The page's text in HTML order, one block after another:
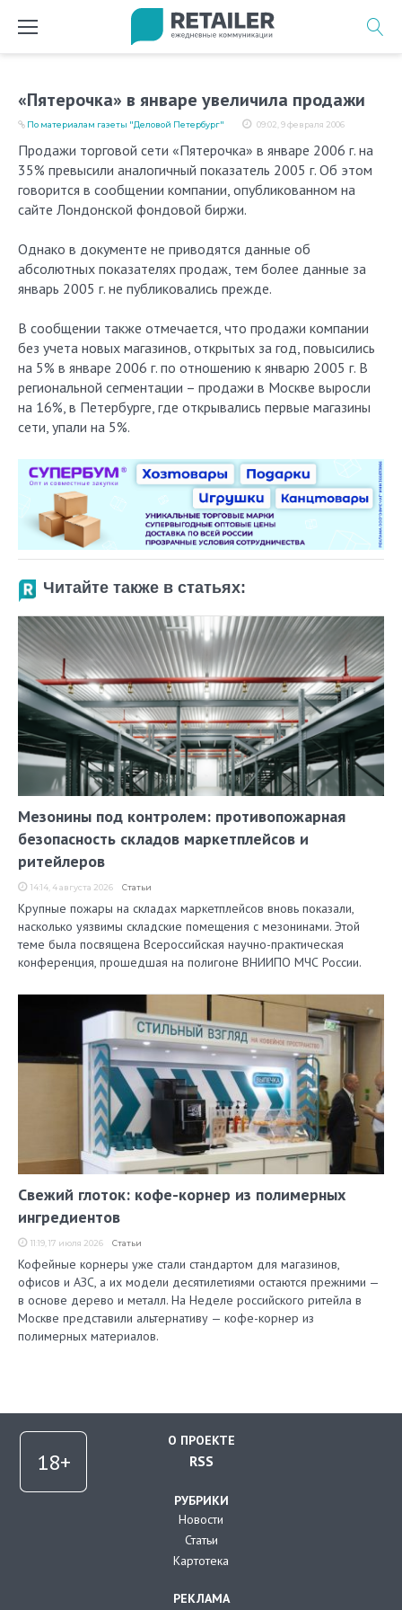
«Пятерочка» в январе увеличила продажи
09:02, 9 февраля 2006
По материалам газеты "Деловой Петербург"
Продажи торговой сети «Пятерочка» в январе 2006 г. на
35% превысили аналогичный показатель 2005 г. Об этом
говорится в сообщении компании, опубликованном на
сайте Лондонской фондовой биржи.
Однако в документе не приводятся данные об
абсолютных показателях продаж, тем более данные за
январь 2005 г. не публиковались прежде.
В сообщении также отмечается, что продажи компании
без учета новых магазинов, открытых за год, повысились
на 5% в январе 2006 г. по отношению к январю 2005 г. В
региональной сегментации – продажи в Москве выросли
на 16%, в Петербурге, где открывались первые магазины
сети, упали на 5%.
Читайте также в статьях:
Мезонины под контролем: противопожарная
безопасность складов маркетплейсов и
ритейлеров
14:14, 4 августа 2026 Статьи
Крупные пожары на складах маркетплейсов вновь показали,
насколько уязвимы складские помещения с мезонинами. Этой
теме была посвящена Всероссийская научно-практическая
конференция, прошедшая на полигоне ВНИИПО МЧС России.
Свежий глоток: кофе-корнер из полимерных
ингредиентов
11:19, 17 июля 2026 Статьи
Кофейные корнеры уже стали стандартом для магазинов,
офисов и АЗС, а их модели десятилетиями остаются прежними —
в основе дерево и металл. На Неделе российского ритейла в
Москве представили альтернативу — кофе-корнер из
полимерных материалов.
О ПРОЕКТЕ
RSS
РУБРИКИ
Новости
Статьи
Картотека
РЕКЛАМА